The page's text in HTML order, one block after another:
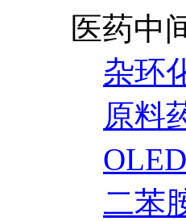
医药中
杂环
原料
二苯